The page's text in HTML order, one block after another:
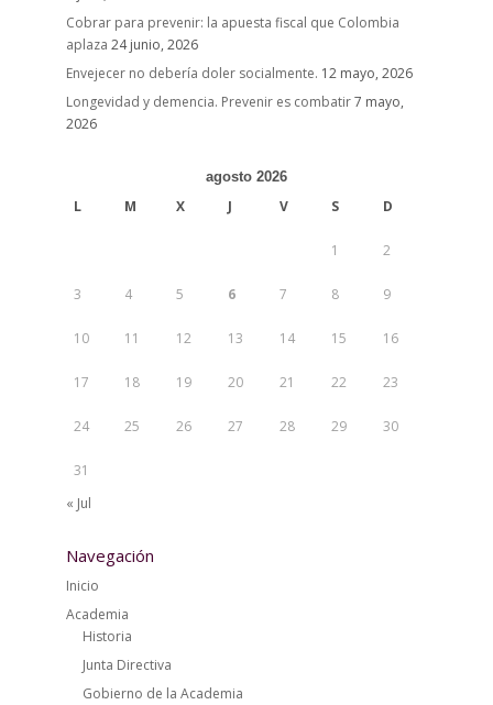
Cobrar para prevenir: la apuesta fiscal que Colombia
aplaza 24 junio, 2026
Envejecer no debería doler socialmente. 12 mayo, 2026
Longevidad y demencia. Prevenir es combatir7 mayo,
2026
agosto 2026
L M X J V S D
1 2
3 4 5 6 7 8 9
10 11 12 13 14 15 16
17 18 19 20 21 22 23
24 25 26 27 28 29 30
31
« Jul
Navegación
Inicio
Academia
Historia
Junta Directiva
Gobierno de la Academia